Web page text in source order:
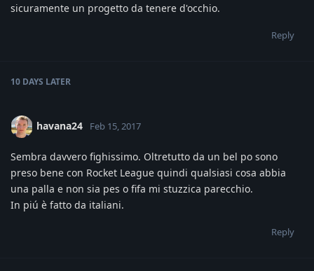
sicuramente un progetto da tenere d'occhio.
Reply
10 DAYS LATER
havana24 Feb 15, 2017
Sembra davvero fighissimo. Oltretutto da un bel po sono
preso bene con Rocket League quindi qualsiasi cosa abbia
una palla e non sia pes o fifa mi stuzzica parecchio.
In piú è fatto da italiani.
Reply